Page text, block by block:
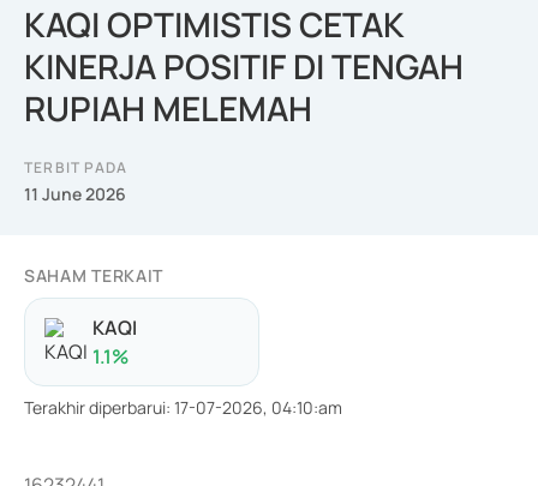
KAQI OPTIMISTIS CETAK
KINERJA POSITIF DI TENGAH
RUPIAH MELEMAH
TERBIT PADA
11 June 2026
SAHAM TERKAIT
KAQI
1.1%
Terakhir diperbarui: 17-07-2026, 04:10:am